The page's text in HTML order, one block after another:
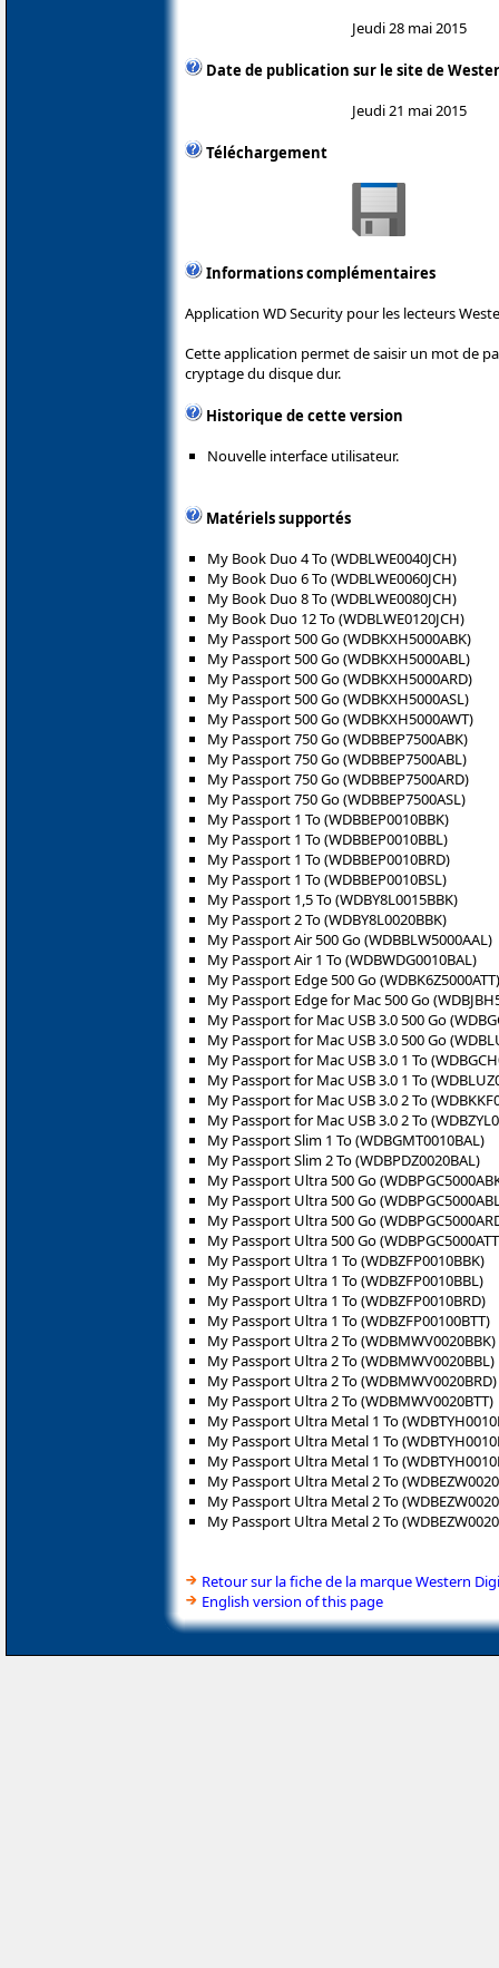
Jeudi 28 mai 2015
Date de publication sur le site de
Jeudi 21 mai 2015
Téléchargement
Informations complémentaires
Application WD Security pour les lecteurs
Cette application permet de saisir un mot de
cryptage du disque dur.
Historique de cette version
Nouvelle interface utilisateur.
Matériels supportés
My Book Duo 4 To (WDBLWE0040JCH)
My Book Duo 6 To (WDBLWE0060JCH)
My Book Duo 8 To (WDBLWE0080JCH)
My Book Duo 12 To (WDBLWE0120JCH)
My Passport 500 Go (WDBKXH5000ABK)
My Passport 500 Go (WDBKXH5000ABL)
My Passport 500 Go (WDBKXH5000ARD)
My Passport 500 Go (WDBKXH5000ASL)
My Passport 500 Go (WDBKXH5000AWT)
My Passport 750 Go (WDBBEP7500ABK)
My Passport 750 Go (WDBBEP7500ABL)
My Passport 750 Go (WDBBEP7500ARD)
My Passport 750 Go (WDBBEP7500ASL)
My Passport 1 To (WDBBEP0010BBK)
My Passport 1 To (WDBBEP0010BBL)
My Passport 1 To (WDBBEP0010BRD)
My Passport 1 To (WDBBEP0010BSL)
My Passport 1,5 To (WDBY8L0015BBK)
My Passport 2 To (WDBY8L0020BBK)
My Passport Air 500 Go (WDBBLW5000AAL)
My Passport Air 1 To (WDBWDG0010BAL)
My Passport Edge 500 Go (WDBK6Z5000ATT)
My Passport Edge for Mac 500 Go
My Passport for Mac USB 3.0 500 Go
My Passport for Mac USB 3.0 500 Go
My Passport for Mac USB 3.0 1 To
My Passport for Mac USB 3.0 1 To
My Passport for Mac USB 3.0 2 To
My Passport for Mac USB 3.0 2 To
My Passport Slim 1 To (WDBGMT0010BAL)
My Passport Slim 2 To (WDBPDZ0020BAL)
My Passport Ultra 500 Go
My Passport Ultra 500 Go
My Passport Ultra 500 Go
My Passport Ultra 500 Go
My Passport Ultra 1 To (WDBZFP0010BBK)
My Passport Ultra 1 To (WDBZFP0010BBL)
My Passport Ultra 1 To (WDBZFP0010BRD)
My Passport Ultra 1 To (WDBZFP00100BTT)
My Passport Ultra 2 To (WDBMWV0020BBK)
My Passport Ultra 2 To (WDBMWV0020BBL)
My Passport Ultra 2 To (WDBMWV0020BRD)
My Passport Ultra 2 To (WDBMWV0020BTT)
My Passport Ultra Metal 1 To
My Passport Ultra Metal 1 To
My Passport Ultra Metal 1 To
My Passport Ultra Metal 2 To
My Passport Ultra Metal 2 To
My Passport Ultra Metal 2 To
Retour sur la fiche de la marque Western
English version of this page